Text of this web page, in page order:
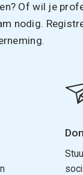
Of wil je
nodig.